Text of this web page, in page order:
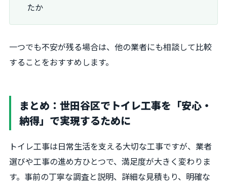
たか
一つでも不安が残る場合は、他の業者にも相談して比較
することをおすすめします。
まとめ：世田谷区でトイレ工事を「安心・
納得」で実現するために
トイレ工事は日常生活を支える大切な工事ですが、業者
選びや工事の進め方ひとつで、満足度が大きく変わりま
す。事前の丁寧な調査と説明、詳細な見積もり、明確な